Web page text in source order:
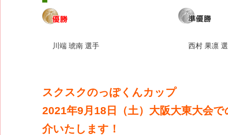
川端 琥南 選手 西村 果凛
スクスクのっぽくんカップ
2021年9月18日（土）大阪大東大会
介いたします！